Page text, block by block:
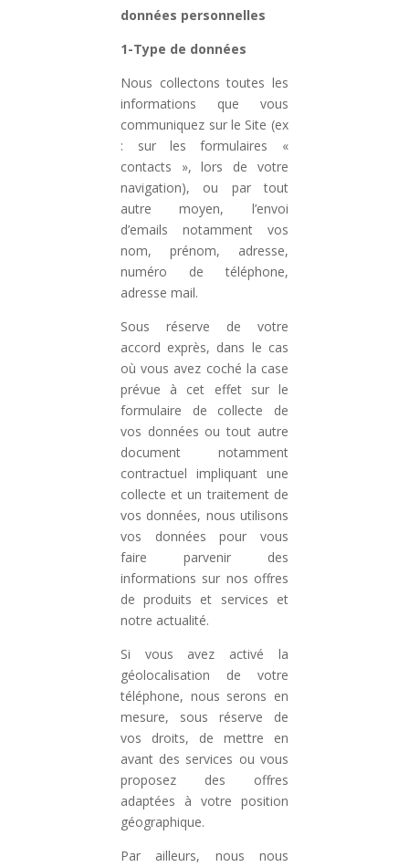
données personnelles
1-Type de données
Nous collectons toutes les
informations que vous
communiquez sur le Site (ex
: sur les formulaires «
contacts », lors de votre
navigation), ou par tout
autre moyen, l’envoi
d’emails notamment vos
nom, prénom, adresse,
numéro de téléphone,
adresse mail.
Sous réserve de votre
accord exprès, dans le cas
où vous avez coché la case
prévue à cet effet sur le
formulaire de collecte de
vos données ou tout autre
document notamment
contractuel impliquant une
collecte et un traitement de
vos données, nous utilisons
vos données pour vous
faire parvenir des
informations sur nos offres
de produits et services et
notre actualité.
Si vous avez activé la
géolocalisation de votre
téléphone, nous serons en
mesure, sous réserve de
vos droits, de mettre en
avant des services ou vous
proposez des offres
adaptées à votre position
géographique.
Par ailleurs, nous nous